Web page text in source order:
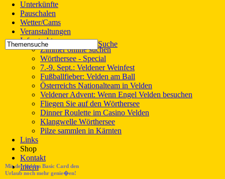
Mit der Velden Basic Card den
Urlaub noch mehr genie�en!
Unterkünfte
Pauschalen
Wetter/Cams
Veranstaltungen
Infrastruktur
Zimmer online suchen
Wörthersee - Special
7.-9. Sept.: Veldener Weinfest
Fußballfieber: Velden am Ball
Österreichs Nationalteam in Velden
Veldener Advent: Wenn Engel Velden besuchen
Fliegen Sie auf den Wörthersee
Dinner Roulette im Casino Velden
Klangwelle Wörthersee
Pilze sammlen in Kärnten
Links
Shop
Kontakt
Intern
Suche